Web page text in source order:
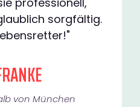
sorgfältig.
von München​